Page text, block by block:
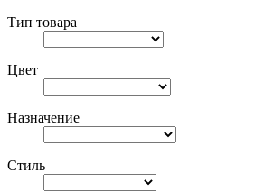
Тип товара
Цвет
Назначение
Стиль